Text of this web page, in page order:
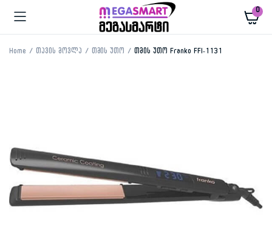
0
Home თავის მოვლა თმის უთო თმის უთო Franko FFI-1131